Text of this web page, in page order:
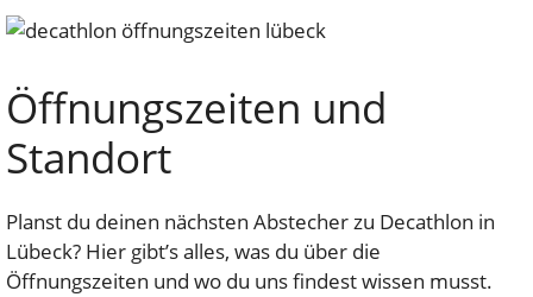
Öffnungszeiten und
Standort
Planst du deinen nächsten Abstecher zu Decathlon in
Lübeck? Hier gibt’s alles, was du über die
Öffnungszeiten und wo du uns findest wissen musst.